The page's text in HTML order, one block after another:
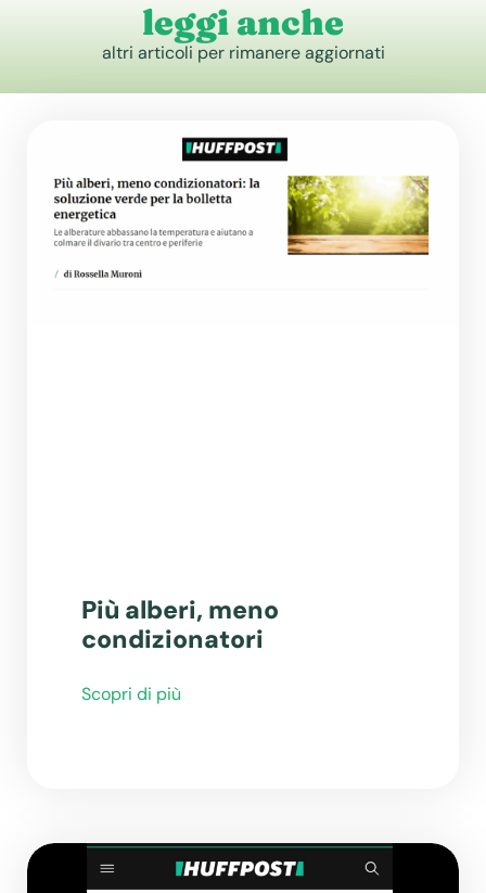
leggi anche
altri articoli per rimanere aggiornati
Più alberi, meno
condizionatori
Scopri di più